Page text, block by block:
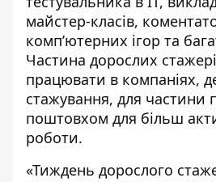
майстер-класів,
комп’ютерних ігор та
Частина дорослих
працювати в компаніях,
стажування, для частини
поштовхом для більш
роботи.
«Тиждень дорослого